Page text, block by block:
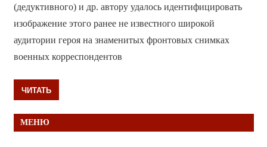
(дедуктивного) и др. автору удалось идентифицировать
изображение этого ранее не известного широкой
аудитории героя на знаменитых фронтовых снимках
военных корреспондентов
ЧИТАТЬ
МЕНЮ